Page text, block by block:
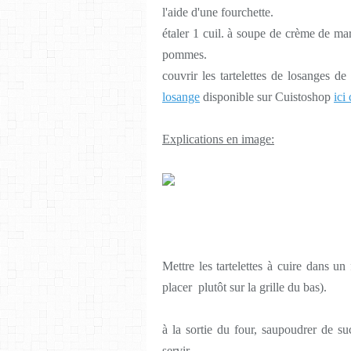
l'aide d'une fourchette.
étaler 1 cuil. à soupe de crème de
pommes.
couvrir les tartelettes de losanges
losange disponible sur Cuistoshop ici
Explications en image:
Mettre les tartelettes à cuire dans
placer plutôt sur la grille du bas).
à la sortie du four, saupoudrer de